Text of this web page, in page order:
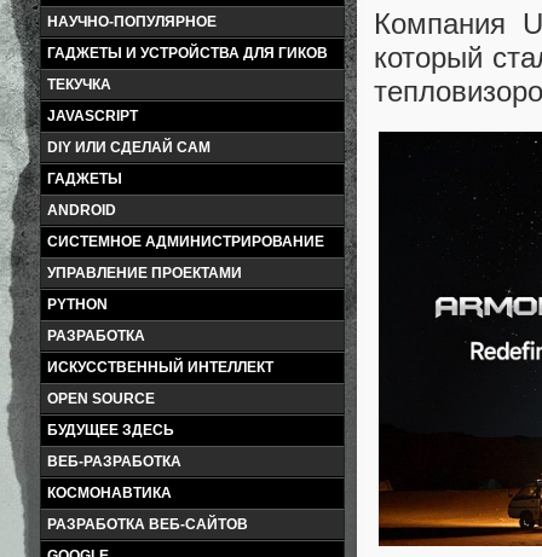
НАУЧНО-ПОПУЛЯРНОЕ
ГАДЖЕТЫ И УСТРОЙСТВА ДЛЯ ГИКОВ
ТЕКУЧКА
JAVASCRIPT
DIY ИЛИ СДЕЛАЙ САМ
ГАДЖЕТЫ
ANDROID
СИСТЕМНОЕ АДМИНИСТРИРОВАНИЕ
УПРАВЛЕНИЕ ПРОЕКТАМИ
PYTHON
РАЗРАБОТКА
ИСКУССТВЕННЫЙ ИНТЕЛЛЕКТ
OPEN SOURCE
БУДУЩЕЕ ЗДЕСЬ
ВЕБ-РАЗРАБОТКА
КОСМОНАВТИКА
РАЗРАБОТКА ВЕБ-САЙТОВ
Компания
который